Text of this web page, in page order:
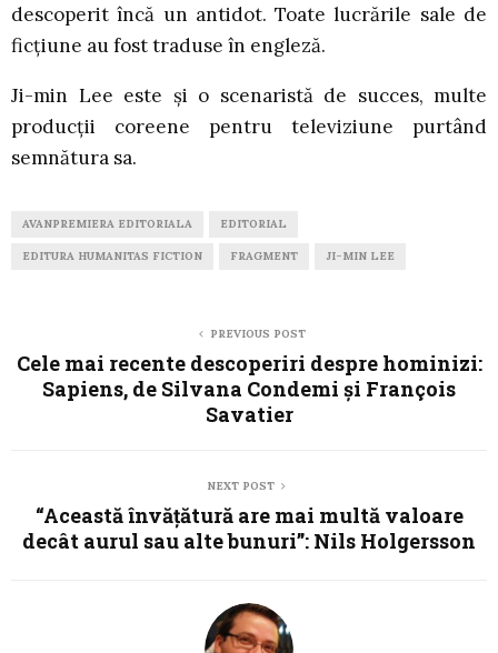
descoperit încă un antidot. Toate lucrările sale de
ficțiune au fost traduse în engleză.
Ji-min Lee este și o scenaristă de succes, multe
producții coreene pentru televiziune purtând
semnătura sa.
AVANPREMIERA EDITORIALA EDITORIAL
EDITURA HUMANITAS FICTION FRAGMENT JI-MIN LEE
PREVIOUS POST
Cele mai recente descoperiri despre hominizi:
Sapiens, de Silvana Condemi și François
Savatier
NEXT POST
“Această învățătură are mai multă valoare
decât aurul sau alte bunuri”: Nils Holgersson